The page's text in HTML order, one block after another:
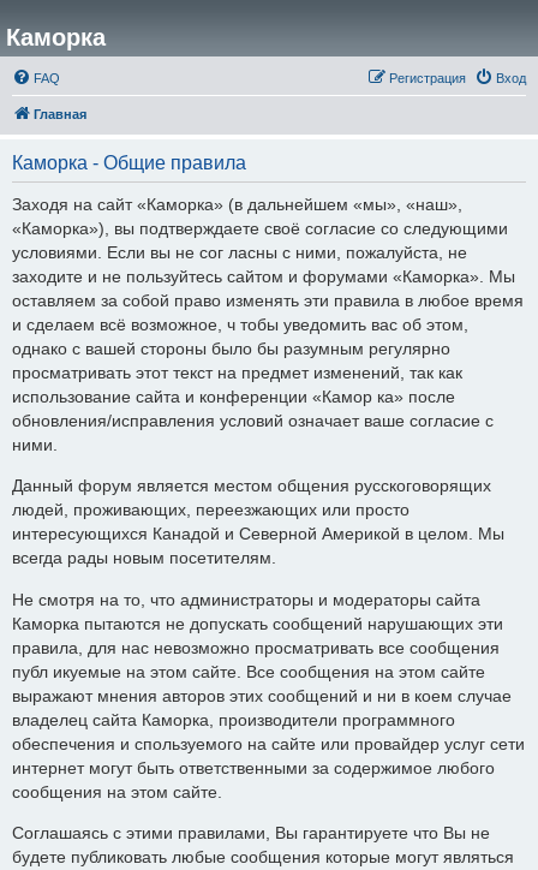
Каморка
FAQ Вход
Регистрация
Главная
Каморка - Общие правила
Заходя на сайт «Каморка» (в дальнейшем «мы», «наш»,
«Каморка»), вы подтверждаете своё согласие со следующими
условиями. Если вы не сог ласны с ними, пожалуйста, не
заходите и не пользуйтесь сайтом и форумами «Каморка». Мы
оставляем за собой право изменять эти правила в любое время
и сделаем всё возможное, ч тобы уведомить вас об этом,
однако с вашей стороны было бы разумным регулярно
просматривать этот текст на предмет изменений, так как
использование сайта и конференции «Камор ка» после
обновления/исправления условий означает ваше согласие с
ними.
Данный форум является местом общения русскоговорящих
людей, проживающих, переезжающих или просто
интересующихся Канадой и Северной Америкой в целом. Мы
всегда рады новым посетителям.
Не смотря на то, что администраторы и модераторы сайта
Каморка пытаются не допускать сообщений нарушающих эти
правила, для нас невозможно просматривать все сообщения
публ икуемые на этом сайте. Все сообщения на этом сайте
выражают мнения авторов этих сообщений и ни в коем случае
владелец сайта Каморка, производители программного
обеспечения и спользуемого на сайте или провайдер услуг сети
интернет могут быть ответственными за содержимое любого
сообщения на этом сайте.
Соглашаясь с этими правилами, Вы гарантируете что Вы не
будете публиковать любые сообщения которые могут являться